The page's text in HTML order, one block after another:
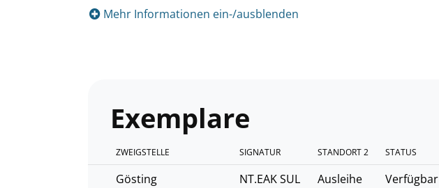
Mehr Informationen ein-/ausblenden
Exemplare
ZWEIGSTELLE SIGNATUR STANDORT 2 STATUS
Gösting NT.EAK SUL Ausleihe Verfügbar